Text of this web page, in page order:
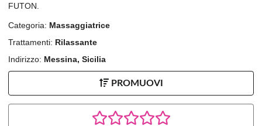
FUTON.
Categoria: Massaggiatrice
Trattamenti: Rilassante
Indirizzo: Messina, Sicilia
PROMUOVI